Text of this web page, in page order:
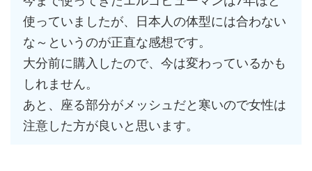
使っていましたが、日本人の体型には合わない
な～というのが正直な感想です。
大分前に購入したので、今は変わっているかも
しれません。
あと、座る部分がメッシュだと寒いので女性は
注意した方が良いと思います。